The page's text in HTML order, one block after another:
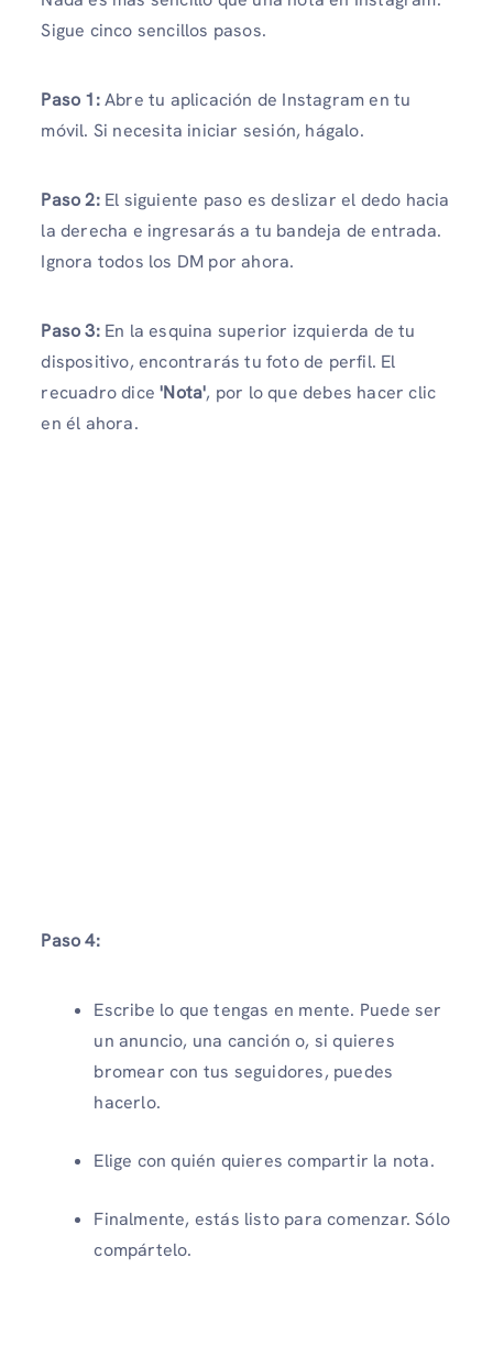
Sigue cinco sencillos pasos.
Paso 1:Abre tu aplicación de Instagram en tu
móvil. Si necesita iniciar sesión, hágalo.
Paso 2: El siguiente paso es deslizar el dedo hacia
la derecha e ingresarás a tu bandeja de entrada.
Ignora todos los DM por ahora.
Paso 3: En la esquina superior izquierda de tu
dispositivo, encontrarás tu foto de perfil. El
recuadro dice'Nota', por lo que debes hacer clic
en él ahora.
Paso 4:
Escribe lo que tengas en mente. Puede ser
un anuncio, una canción o, si quieres
bromear con tus seguidores, puedes
hacerlo.
Elige con quién quieres compartir la nota.
Finalmente, estás listo para comenzar. Sólo
compártelo.